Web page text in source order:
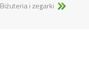
Biżuteria i zegarki